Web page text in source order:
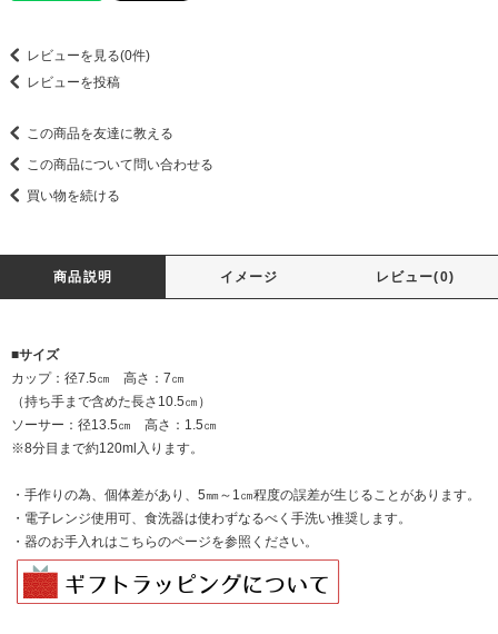
レビューを見る(0件)
レビューを投稿
この商品を友達に教える
この商品について問い合わせる
買い物を続ける
商品説明 イメージ レビュー(0)
■サイズ
カップ：径7.5㎝ 高さ：7㎝
（持ち手まで含めた長さ10.5㎝）
ソーサー：径13.5㎝ 高さ：1.5㎝
※8分目まで約120ml入ります。
・手作りの為、個体差があり、5㎜～1㎝程度の誤差が生じることがあります。
・電子レンジ使用可、食洗器は使わずなるべく手洗い推奨します。
・器のお手入れは こちらのページを参照ください。